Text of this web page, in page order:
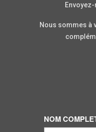
Nous sommes à
NOM